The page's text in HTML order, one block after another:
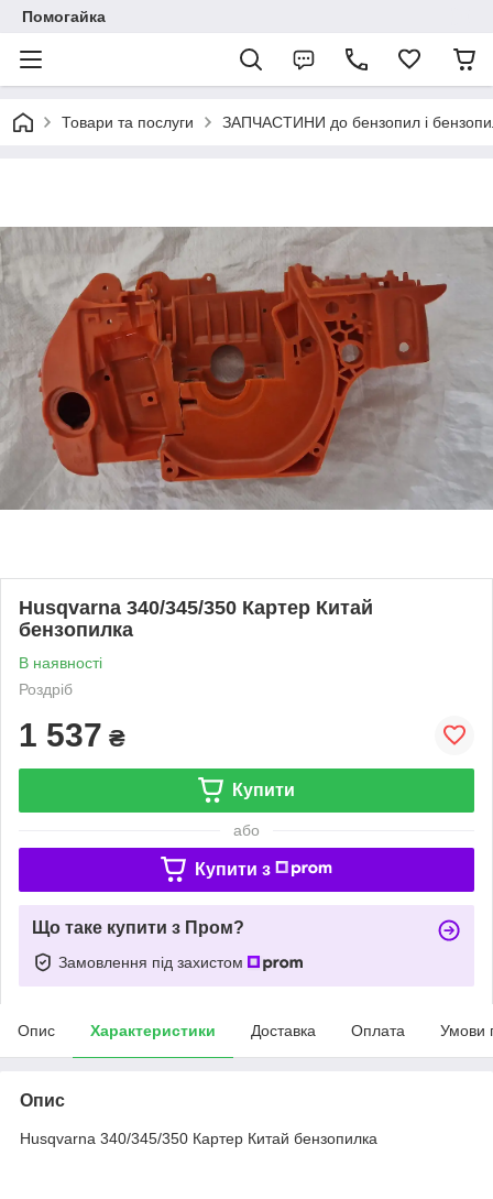
Помогайка
Товари та послуги ЗАПЧАСТИНИ до бензопил і
Husqvarna 340/345/350 Картер Китай
бензопилка
В наявності
Роздріб
1 537 ₴
Купити
або
Купити з
Що таке купити з Пром?
Замовлення під захистом
Опис Характеристики Доставка Оплата Умови
Опис
Husqvarna 340/345/350 Картер Китай бензопилка